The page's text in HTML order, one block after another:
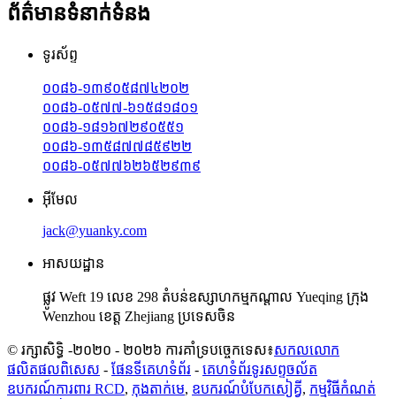
ព័ត៌មានទំនាក់ទំនង
ទូរស័ព្ទ
០០៨៦-១៣៩០៥៨៧៤២០២
០០៨៦-០៥៧៧-៦១៥៨១៨០១
០០៨៦-១៨១៦៧២៩០៥៥១
០០៨៦-១៣៥៨៧៧៨៥៩២២
០០៨៦-០៥៧៧៦២៦៥២៩៣៩
អ៊ីមែល
jack@yuanky.com
អាសយដ្ឋាន
ផ្លូវ Weft 19 លេខ 298 តំបន់ឧស្សាហកម្មកណ្តាល Yueqing ក្រុង
Wenzhou ខេត្ត Zhejiang ប្រទេសចិន
© រក្សាសិទ្ធិ -២០២០ - ២០២៦ ការគាំទ្របច្ចេកទេស៖សកលលោក
ផលិតផលពិសេស - ផែនទីគេហទំព័រ - គេហទំព័រ​ទូរសព្ទ​ចល័ត
ឧបករណ៍ការពារ RCD, កុងតាក់មេ, ឧបករណ៍​បំបែក​សៀគ្វី, កម្មវិធីកំណត់